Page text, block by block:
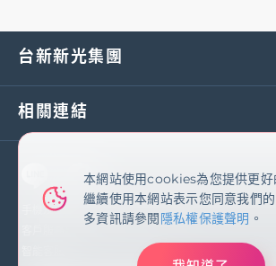
台新新光集團
相關連結
手機及國外客服專線：(02)2171-1055
本網站使用cookies為您提供更好
繼續使用本網站表示您同意我們
多資訊請參閱隱私權保護聲明 。
繼續使用本網站表示您同意我們
多資訊請參閱隱私權保護聲明